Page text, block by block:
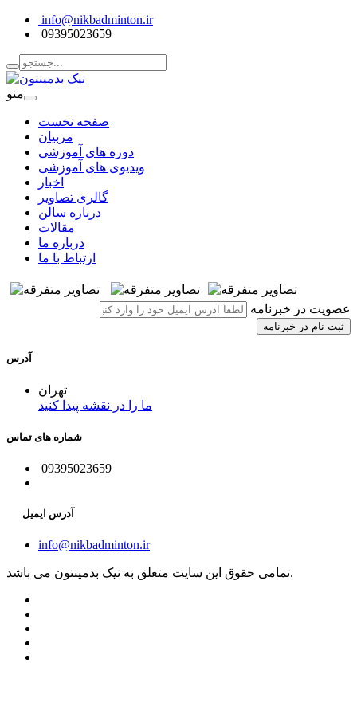
info@nikbadminton.ir
09395023659
منو
صفحه نخست
مربیان
دوره های آموزشی
ویدیوی های آموزشی
اخبار
گالری تصاویر
درباره سالن
مقالات
درباره ما
ارتباط با ما
عضویت در خبرنامه
آدرس
تهران
ما را در نقشه پیدا کنید
شماره های تماس
09395023659
آدرس ایمیل
info@nikbadminton.ir
تمامی حقوق این سایت متعلق به نیک بدمینتون می باشد.